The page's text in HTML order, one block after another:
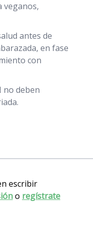
veganos,
antes de
en fase
con
no deben
escribir
o regístrate